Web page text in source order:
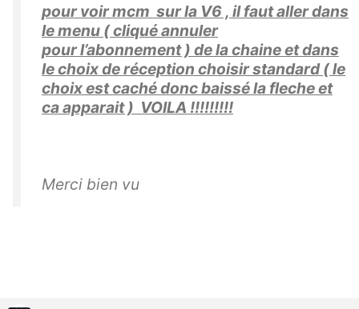
pour voir mcm sur la V6 , il faut aller dans
le menu ( cliqué annuler
pour l’abonnement ) de la chaine et dans
le choix de réception choisir standard ( le
choix est caché donc baissé la fleche et
ca apparait ) VOILA !!!!!!!!!
Merci bien vu